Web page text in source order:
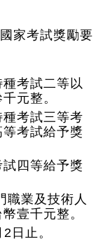
家考試獎勵要
考試二等以
元整。
考試三等考
考試給予獎
四等給予獎
職業及技術人
壹千元整。
日止。